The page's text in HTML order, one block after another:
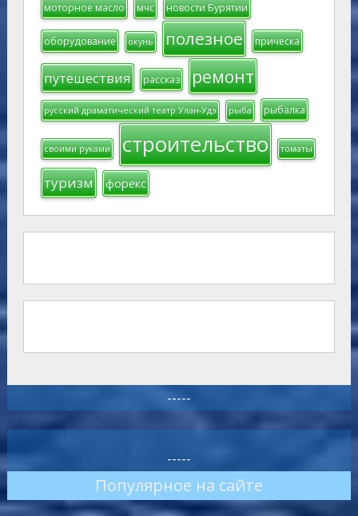
моторное масло мчс новости Бурятии
оборудование окунь полезное прическа
путешествия рассказ ремонт
русский драматический театр Улан-Удэ рыба рыбалка
своими руками строительство томаты
туризм форекс
-----
-----
Популярное на сайте